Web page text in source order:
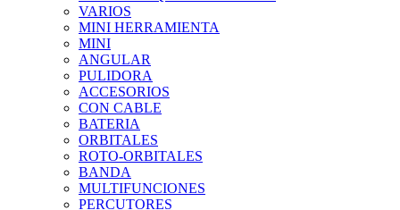
VARIOS
MINI HERRAMIENTA
MINI
ANGULAR
PULIDORA
ACCESORIOS
CON CABLE
BATERIA
ORBITALES
ROTO-ORBITALES
BANDA
MULTIFUNCIONES
PERCUTORES